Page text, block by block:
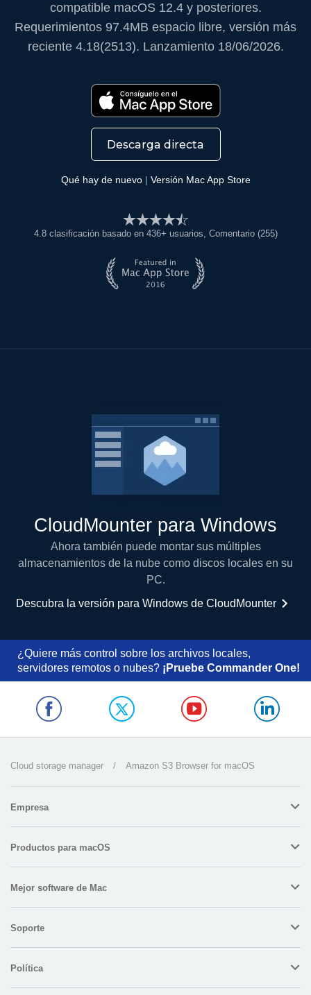
compatible macOS 12.4 y posteriores.
Requerimientos 97.4MB espacio libre, versión más
reciente4.18(2513). Lanzamiento 18/06/2026.
Descarga directa
Qué hay de nuevo| Versión Mac App Store
4.8clasificación basado en 436+ usuarios, Comentario (255)
CloudMounter para Windows
Ahora también puede montar sus múltiples
almacenamientos de la nube como discos locales en su
PC.
Descubra la versión para Windows de CloudMounter
¿Quiere más control sobre los archivos locales,
servidores remotos o nubes? ¡Pruebe Commander One!
Cloud storage manager / Amazon S3 Browser for macOS
Empresa
Productos para macOS
Mejor software de Mac
Soporte
Política